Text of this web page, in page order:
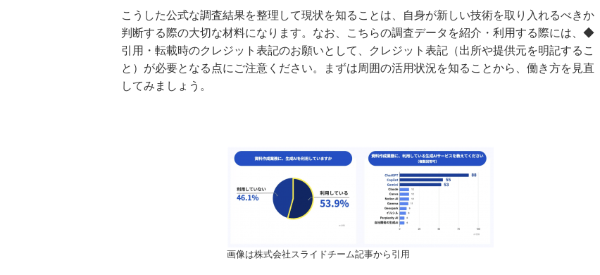
こうした公式な調査結果を整理して現状を知ることは、自身が新しい技術を取り入れるべきか
判断する際の大切な材料になります。なお、こちらの調査データを紹介・利用する際には、◆
引用・転載時のクレジット表記のお願いとして、クレジット表記（出所や提供元を明記するこ
と）が必要となる点にご注意ください。まずは周囲の活用状況を知ることから、働き方を見直
してみましょう。
画像は株式会社スライドチーム記事から引用